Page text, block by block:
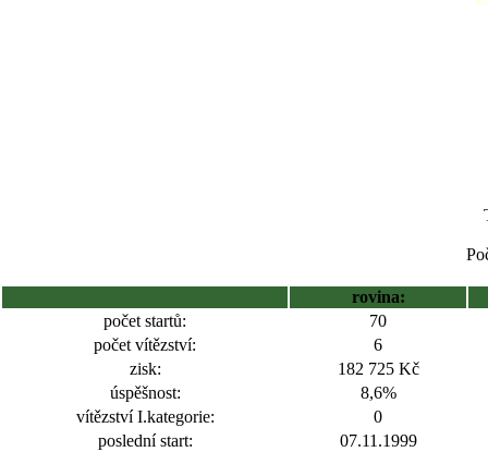
rovina:
počet startů:
70
počet vítězství:
6
zisk:
182 725 Kč
úspěšnost:
8,6%
vítězství I.kategorie:
0
poslední start:
07.11.1999